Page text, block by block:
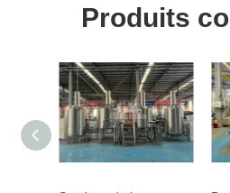
Produits